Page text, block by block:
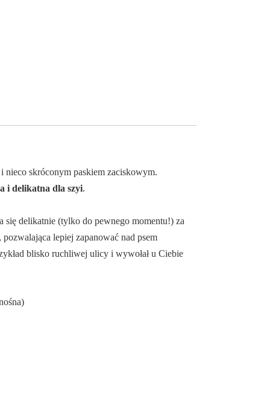
nieco skróconym paskiem zaciskowym.
i delikatna dla szyi.
się delikatnie (tylko do pewnego momentu!) za
lepiej zapanować nad psem
blisko ruchliwej ulicy i wywołał u Ciebie